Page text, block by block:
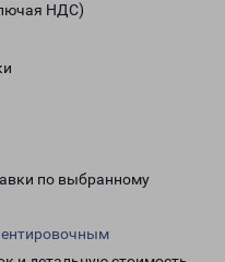
НДС)
по выбранному